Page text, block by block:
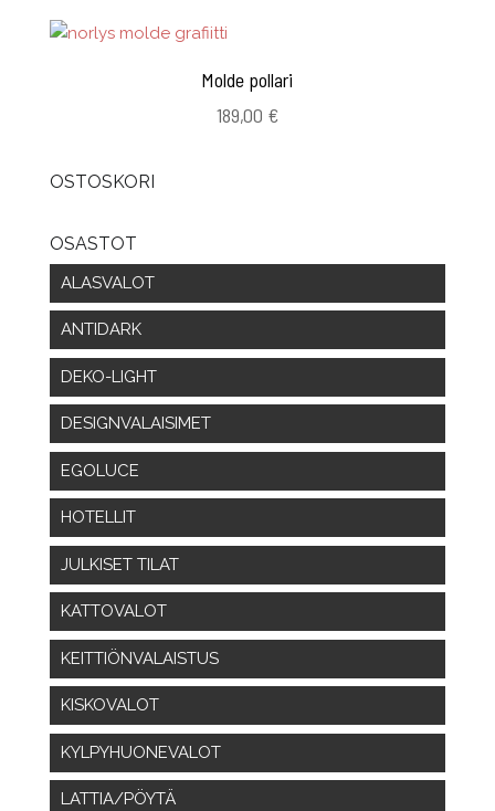
Molde pollari
189,00 €
OSTOSKORI
OSASTOT
ALASVALOT
ANTIDARK
DEKO-LIGHT
DESIGNVALAISIMET
EGOLUCE
HOTELLIT
JULKISET TILAT
KATTOVALOT
KEITTIÖNVALAISTUS
KISKOVALOT
KYLPYHUONEVALOT
LATTIA/PÖYTÄ